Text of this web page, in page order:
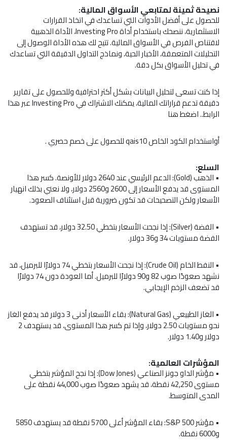
نصيحة ثمينة لمتابعي الأسواق المالية:
للحصول على أفضل الأدوات التي تساعدك في اتخاذ القرارات
الاستثمارية، ننصحك باستخدام أداة Investing Pro، الأداة الذهبية
لاقتناص الفرص في الأسواق المالية. تتيح لك هذه الأداة الوصول إلى
التحليلات المتعمقة، الأخبار الحية، ونماذج التداول الدقيقة التي تساعدك
في تحليل الأسواق بكل دقة.
إذا كنت تسعى لتحليل البيانات بشكل أكثر احترافية وللحصول على تقارير
دقيقة تدعم قراراتك المالية، يمكنك الاشتراك في Investing Pro عبر هذا
الرابط..اضغط هنا
أواستخدام الكود الخاص qais10 للحصول على خصم حصري .
السلع:
• الذهب (Gold): الدعم الرئيسي عند 2640 دولار للأونصة. كسر هذا
المستوى قد يدفع الأسعار إلى 2600 و2560 دولار، ولا نعني بذلك انهيار
الأسعار ولكن التصحيحات قد تكون ضرورية قبل استئناف الصعود.
• الفضة (Silver): إذا نجحت الأسعار بتخطي 32.50 دولار، قد تستهدف
الفضة مستويات 34 و36 دولار.
• النفط الخام (Crude Oil): إذا نجحت الأسعار بتخطي 74 دولارًا للبرميل، قد
نشهد صعودًا صوب 82 و90 دولارًا للبرميل. أما العودة دون 74 دولارًا
قد تضعف الزخم الإيجابي.
• الغاز الطبيعي (Natural Gas): بقاء الأسعار أدنى 3 دولار قد يدفع الغاز
نحو مستويات 2.50 دولار، وإذا تم كسر هذا المستوى، قد يستهدف 2
دولار و1.40 دولار.
المؤشرات العالمية:
• مؤشر الداو جونز الصناعي (Dow Jones): إذا نجح المؤشر بتخطي
مستوى 42,250 نقطة، قد يشهد صعودًا صوب 44,000 نقطة على
المدى المتوسط.
• مؤشر S&P 500: بقاء المؤشر أعلى 5700 نقطة قد يستهدف 5850
و6000 نقطة.